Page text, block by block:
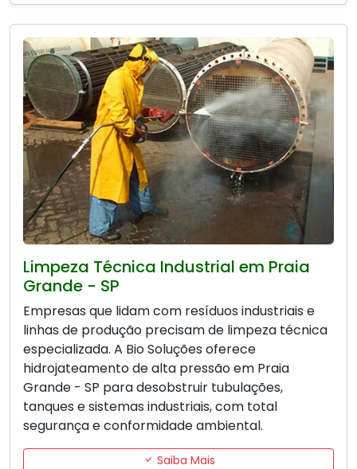
Limpeza Técnica Industrial em Praia
Grande - SP
Empresas que lidam com resíduos industriais e
linhas de produção precisam de limpeza técnica
especializada. A Bio Soluções oferece
hidrojateamento de alta pressão em Praia
Grande - SP para desobstruir tubulações,
tanques e sistemas industriais, com total
segurança e conformidade ambiental.
Saiba Mais